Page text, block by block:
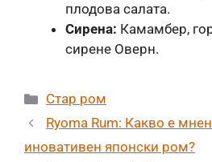
плодова салата.
Сирена: Камамбер,
сирене Оверн.
Категории
Стар ром
Ryoma Rum: Какво е
иновативен японски ром?